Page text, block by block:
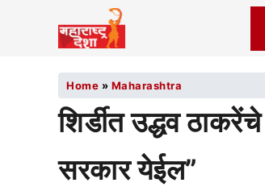
Home » Maharashtra
शिर्डीत उद्धव
सरकार येईल”